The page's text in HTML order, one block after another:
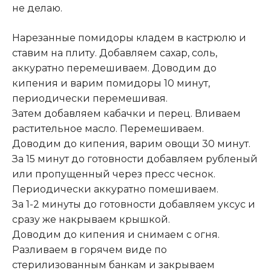
не делаю.
Нарезанные помидоры кладем в кастрюлю и
ставим на плиту. Добавляем сахар, соль,
аккуратно перемешиваем. Доводим до
кипения и варим помидоры 10 минут,
периодически перемешивая.
Затем добавляем кабачки и перец. Вливаем
растительное масло. Перемешиваем.
Доводим до кипения, варим овощи 30 минут.
За 15 минут до готовности добавляем рубленый
или пропущенный через пресс чеснок.
Периодически аккуратно помешиваем.
За 1-2 минуты до готовности добавляем уксус и
сразу же накрываем крышкой.
Доводим до кипения и снимаем с огня.
Разливаем в горячем виде по
стерилизованным банкам и закрываем